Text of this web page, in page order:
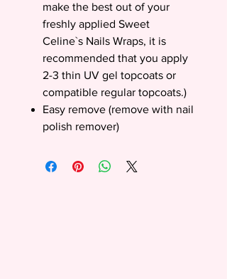
make the best out of your
freshly applied Sweet
Celine`s Nails Wraps, it is
recommended that you apply
2-3 thin UV gel topcoats or
compatible regular topcoats.)
Easy remove (remove with nail
polish remover)